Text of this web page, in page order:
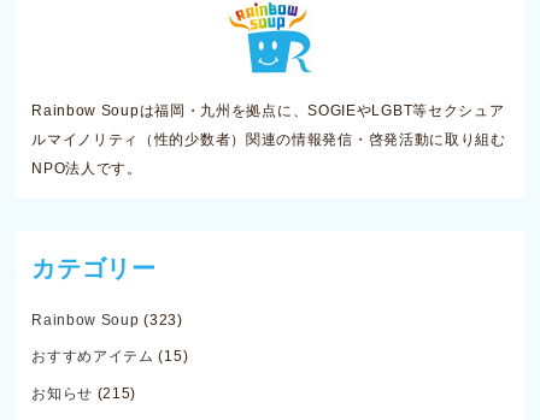
Rainbow Soupは福岡・九州を拠点に、SOGIEやLGBT等セクシュア
ルマイノリティ（性的少数者）関連の情報発信・啓発活動に取り組む
NPO法人です。
カテゴリー
Rainbow Soup (323)
おすすめアイテム (15)
お知らせ (215)